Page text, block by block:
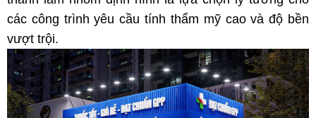
các công trình yêu cầu tính thẩm mỹ cao và độ bền
vượt trội.